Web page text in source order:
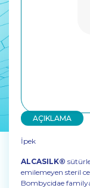
AÇIKLAMA
İpek
ALCASILK®
emilemeyen steril
Bombycidae